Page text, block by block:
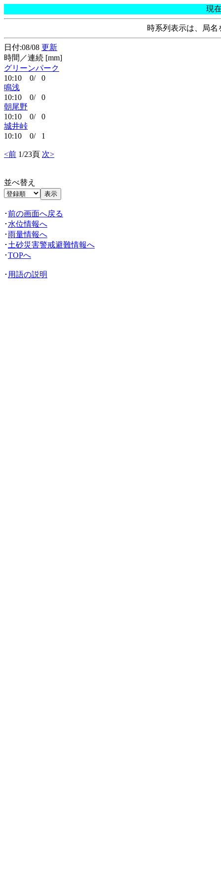
現
時系列表示は、局
日付:08/08 更新
時間／連続 [mm]
グリーンパーク
10:10 0/ 0
鳴浅
10:10 0/ 0
朝尾野
10:10 0/ 0
城井峠
10:10 0/ 1
<前 1/23頁 次>
並べ替え
･前の画面へ戻る
･ 水位情報へ
･雨量情報へ
･ 土砂災害警戒避難情報へ
･TOPへ
･ 用語の説明